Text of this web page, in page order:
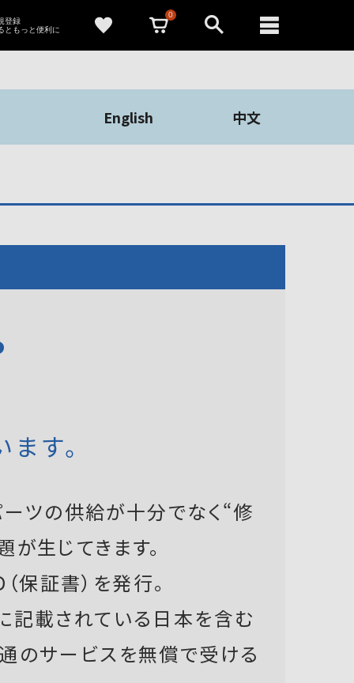
登録
ともっと便利に
0
English 中文
す。
ツの供給が十分でなく“修
生じてきます。
保証書）を発行。
記載されている日本を含む
のサービスを無償で受ける